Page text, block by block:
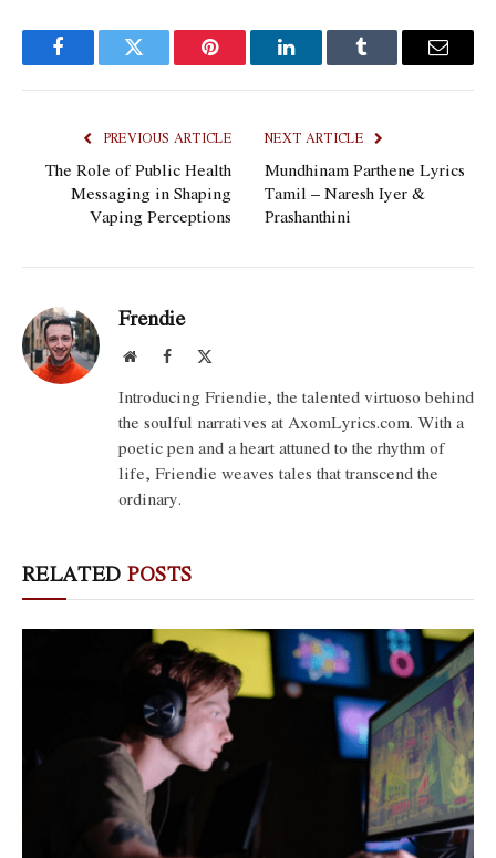
FacebookTwitter Pinterest LinkedInTumblr Email
PREVIOUS ARTICLE
The Role of Public Health
Messaging in Shaping
Vaping Perceptions
NEXT ARTICLE
Mundhinam Parthene Lyrics
Tamil – Naresh Iyer &
Prashanthini
Frendie
WebsiteFacebook
Introducing Friendie, the talented virtuoso behind
the soulful narratives at AxomLyrics.com. With a
poetic pen and a heart attuned to the rhythm of
life, Friendie weaves tales that transcend the
ordinary.
RELATED POSTS